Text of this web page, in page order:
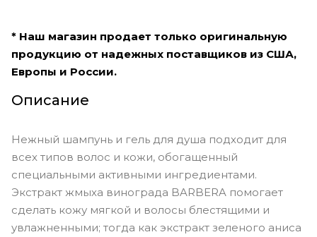
* Наш магазин продает только оригинальную
продукцию от надежных поставщиков из США,
Европы и России.
Описание
Нежный шампунь и гель для душа подходит для
всех типов волос и кожи, обогащенный
специальными активными ингредиентами.
Экстракт жмыха винограда BARBERA помогает
сделать кожу мягкой и волосы блестящими и
увлажненными; тогда как экстракт зеленого аниса